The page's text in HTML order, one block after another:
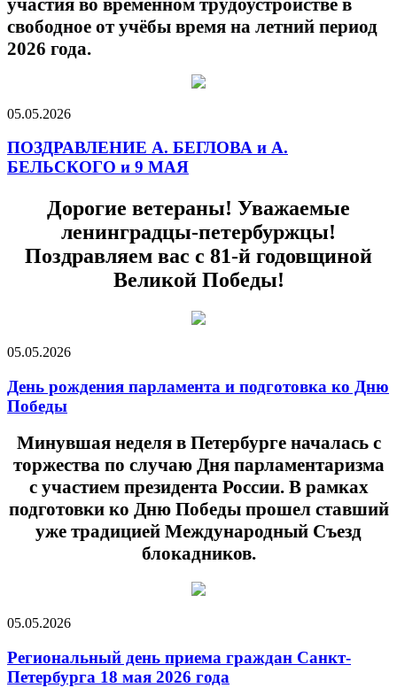
свободное от учёбы время на летний период
2026 года.
05.05.2026
ПОЗДРАВЛЕНИЕ А. БЕГЛОВА и А.
БЕЛЬСКОГО и 9 МАЯ
Дорогие ветераны! Уважаемые
ленинградцы-петербуржцы!
Поздравляем вас с 81-й годовщиной
Великой Победы!
05.05.2026
День рождения парламента и подготовка ко Дню
Победы
Минувшая неделя в Петербурге началась с
торжества по случаю Дня парламентаризма
с участием президента России. В рамках
подготовки ко Дню Победы прошел ставший
уже традицией Международный Съезд
блокадников.
05.05.2026
Региональный день приема граждан Санкт-
Петербурга 18 мая 2026 года